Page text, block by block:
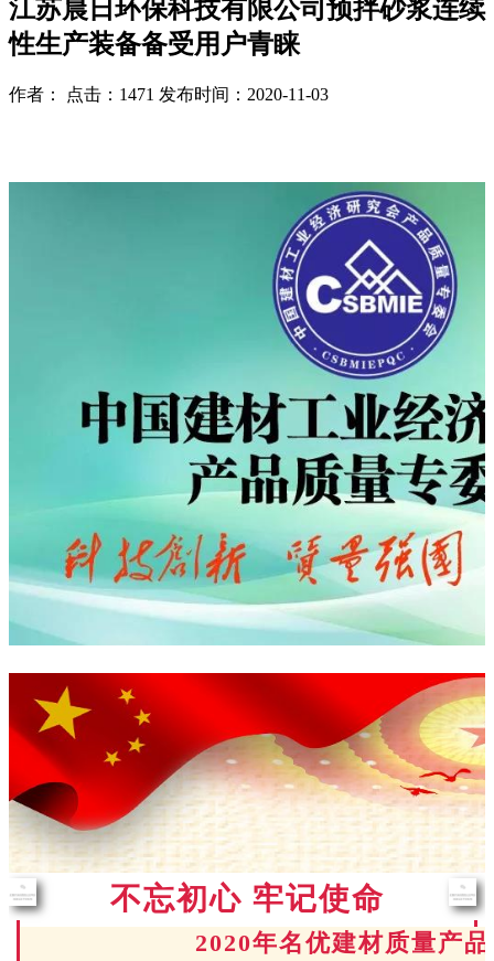
江苏晨日环保科技有限公司预拌砂浆连续
性生产装备备受用户青睐
作者： 点击：1471 发布时间：2020-11-03
不忘初心 牢记使命
2020年名优建材质量产品